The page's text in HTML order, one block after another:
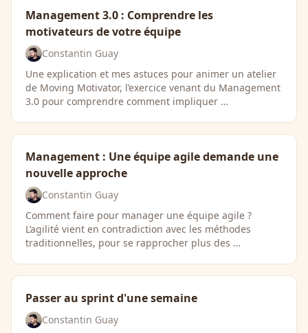
Management 3.0 : Comprendre les
motivateurs de votre équipe
Constantin Guay
Une explication et mes astuces pour animer un atelier
de Moving Motivator, l’exercice venant du Management
3.0 pour comprendre comment impliquer …
Management : Une équipe agile demande une
nouvelle approche
Constantin Guay
Comment faire pour manager une équipe agile ?
L’agilité vient en contradiction avec les méthodes
traditionnelles, pour se rapprocher plus des …
Passer au sprint d'une semaine
Constantin Guay